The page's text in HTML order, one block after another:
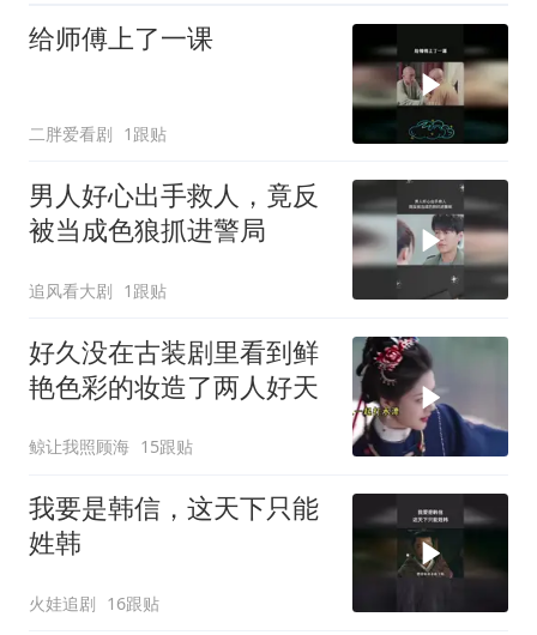
给师傅上了一课
二胖爱看剧 1跟贴
男人好心出手救人，竟反
被当成色狼抓进警局
追风看大剧 1跟贴
好久没在古装剧里看到鲜
艳色彩的妆造了️两人好天
鲸让我照顾海 15跟贴
我要是韩信，这天下只能
姓韩
火娃追剧 16跟贴